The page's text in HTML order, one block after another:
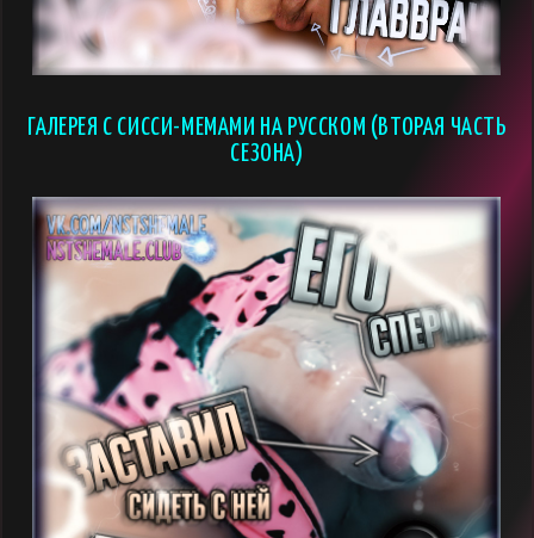
ГАЛЕРЕЯ С СИССИ-МЕМАМИ НА РУССКОМ (ВТОРАЯ ЧАСТЬ
СЕЗОНА)